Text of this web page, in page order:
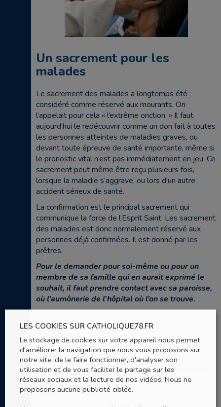
Un sacrement pour les
malades
Le sacrement des malades a longtemps été
considéré comme réservé aux mourants. On
l’appelait pour cela « l’extrême onction. » Il faut
aujourd’hui le redécouvrir comme un don fait à toutes
les personnes atteintes de maladies graves, ou
devant toute épreuve de santé importante, même si
le pronostic vital n’est pas immédiatement en jeu. Ce
sacrement peut même être reçu plusieurs fois,
lorsque la maladie s’aggrave, ou lors d’un autre
accident sérieux de santé.
La confirmation est le principal sacrement qui
communique la force de l’Esprit Saint. Les sacrement
des malades est donc normalement réservé aux
personnes déjà confirmées. Il est donné par les
prêtres.
Pour le demanderpour soi-même ou pour un
membre de sa famille qui en aurait exprimé le
souhait, il faut prendre contact avec sa paroisse,
où l’aumônerie de l’hôpital où l’on se trouve.
Gestes et symboles
La célébration du sacrement des malades peut avoir
lieu dans des cadres très variés : au cours de
célébrations communautaires plus ou moins larges,
en famille à la maison, dans la solitude d’une
chambre d’hôpital, etc…
LES COOKIES SUR CATHOLIQUE78.FR
Le stockage de cookies sur votre appareil nous permet
d'améliorer la navigation que nous vous proposons sur
notre site, de le faire fonctionner, d'analyser son
utilisation et de vous faciliter le partage sur les
réseaux sociaux et la lecture de nos vidéos. Nous ne
proposons aucune publicité ciblée.